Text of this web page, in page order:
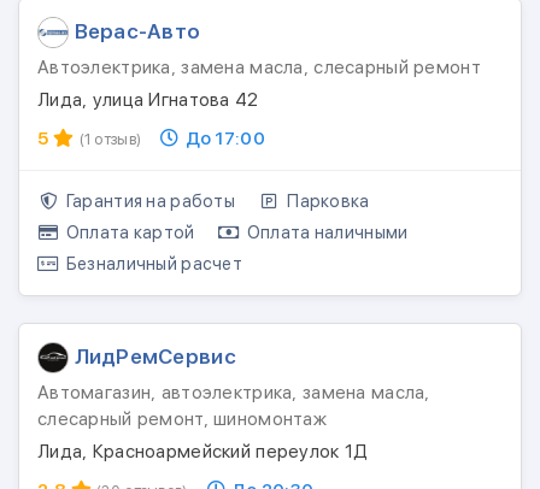
Верас-Авто
Автоэлектрика, замена масла, слесарный ремонт
Лида, улица Игнатова 42
5
(1 отзыв) До 17:00
Гарантия на работы
Парковка
Оплата картой
Оплата наличными
Безналичный расчет
ЛидРемСервис
Автомагазин, автоэлектрика, замена масла,
слесарный ремонт, шиномонтаж
Лида, Красноармейский переулок 1Д